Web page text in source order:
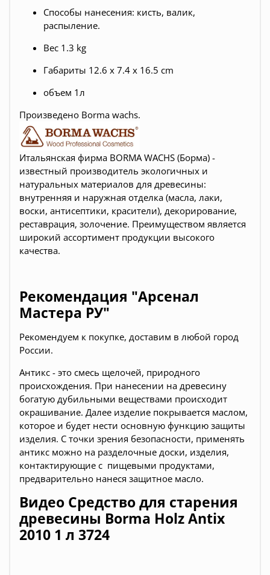
Способы нанесения: кисть, валик,
распыление.
Вес 1.3 kg
Габариты 12.6 x 7.4 x 16.5 cm
объем 1л
Произведено Borma wachs.
Итальянская фирма BORMA WACHS (Борма) -
известный производитель экологичных и
натуральных материалов для древесины:
внутренняя и наружная отделка (масла, лаки,
воски, антисептики, красители), декорирование,
реставрация, золочение. Преимуществом является
широкий ассортимент продукции высокого
качества.
Рекомендация "Арсенал
Мастера РУ"
Рекомендуем к покупке, доставим в любой город
России.
Антикс - это смесь щелочей, природного
происхождения. При нанесении на древесину
богатую дубильными веществами происходит
окрашивание. Далее изделие покрывается маслом,
которое и будет нести основную функцию защиты
изделия. С точки зрения безопасности, применять
антикс можно на разделочные доски, изделия,
контактирующие с пищевыми продуктами,
предварительно нанеся защитное масло.
Видео Средство для старения
древесины Borma Holz Antix
2010 1 л 3724